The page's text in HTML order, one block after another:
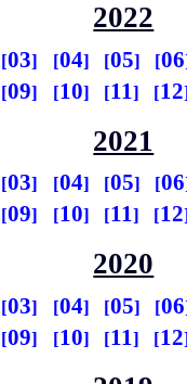
2022
03 04 05
06
09 10 11 12
2021
03 04 05
06
09 10 11 12
2020
03 04 05
06
09 10 11 12